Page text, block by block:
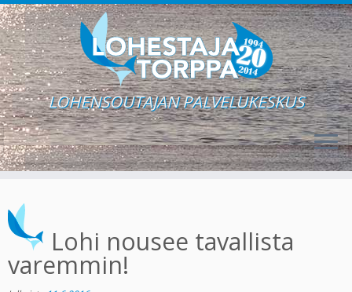
content
LOHENSOUTAJAN PALVELUKESKUS
Lohi nousee tavallista
varemmin!